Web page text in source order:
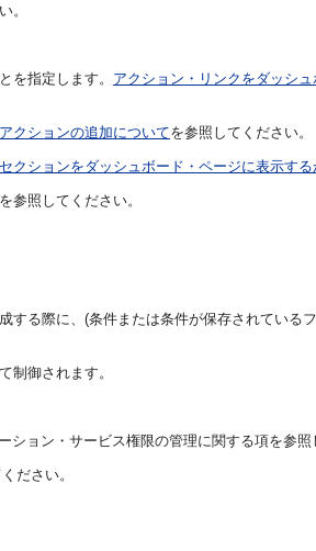
。
を指定します。 アクション・リンクをダッシ
クションの追加についてを参照してください。
セクションをダッシュボード・ページに表示す
を参照してください。
る際に、(条件または条件が保存されている
制御されます。
ション・サービス権限の管理に関する項を参照
ださい。